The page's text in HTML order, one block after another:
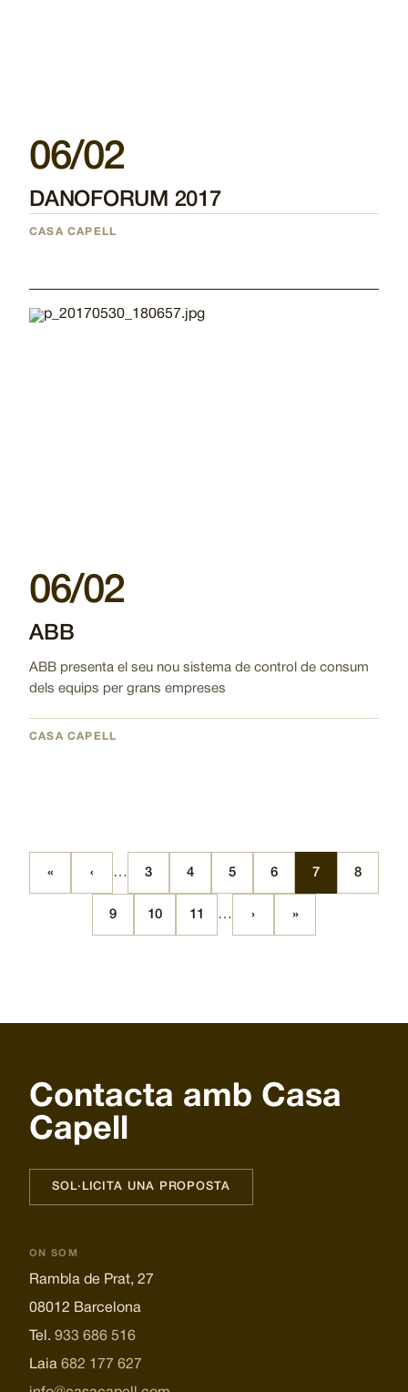
06/02
DANOFORUM 2017
CASA CAPELL
Imatge
06/02
ABB
ABB presenta el seu nou sistema de control de consum
dels equips per grans empreses
CASA CAPELL
Pagination
First
page
«
Previous
page
‹ … Pàgina
3 Pàgina
4 Pàgina
5 Pàgina
6 Pàgina
7 Pàgina
8
Pàgina
9 Pàgina
10 Pàgina
11 …
Next
page
›
Last
page
»
Contacta amb Casa
Capell
SOL·LICITA UNA PROPOSTA
ON SOM
Rambla de Prat, 27
08012 Barcelona
Tel. 933 686 516
Laia 682 177 627